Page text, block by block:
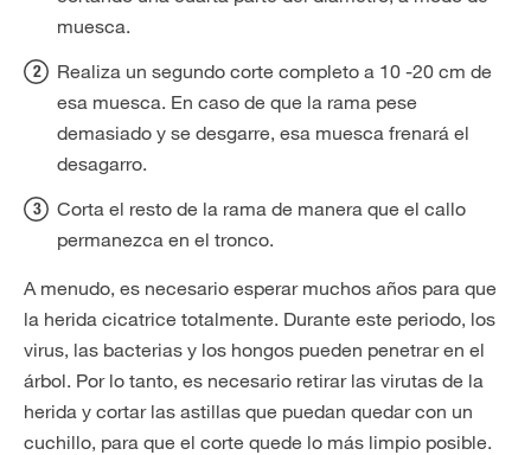
muesca.
Realiza un segundo corte completo a 10 -20 cm de
esa muesca. En caso de que la rama pese
demasiado y se desgarre, esa muesca frenará el
desagarro.
Corta el resto de la rama de manera que el callo
permanezca en el tronco.
A menudo, es necesario esperar muchos años para que
la herida cicatrice totalmente. Durante este periodo, los
virus, las bacterias y los hongos pueden penetrar en el
árbol. Por lo tanto, es necesario retirar las virutas de la
herida y cortar las astillas que puedan quedarcon un
cuchillo, para que el corte quede lo más limpio posible.